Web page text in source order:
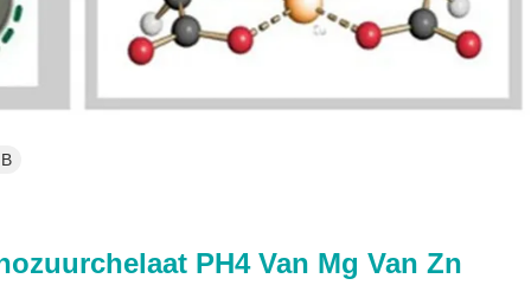
PH4 Van Mg Van Zn